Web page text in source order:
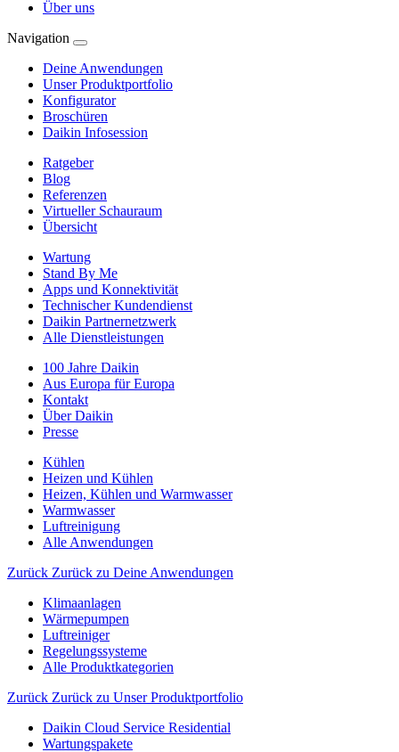
Über uns
Navigation
Deine Anwendungen
Unser Produktportfolio
Konfigurator
Broschüren
Daikin Infosession
Ratgeber
Blog
Referenzen
Virtueller Schauraum
Übersicht
Wartung
Stand By Me
Apps und Konnektivität
Technischer Kundendienst
Daikin Partnernetzwerk
Alle Dienstleistungen
100 Jahre Daikin
Aus Europa für Europa
Kontakt
Über Daikin
Presse
Kühlen
Heizen und Kühlen
Heizen, Kühlen und Warmwasser
Warmwasser
Luftreinigung
Alle Anwendungen
Zurück Zurück zu Deine Anwendungen
Klimaanlagen
Wärmepumpen
Luftreiniger
Regelungssysteme
Alle Produktkategorien
Zurück Zurück zu Unser Produktportfolio
Daikin Cloud Service Residential
Wartungspakete